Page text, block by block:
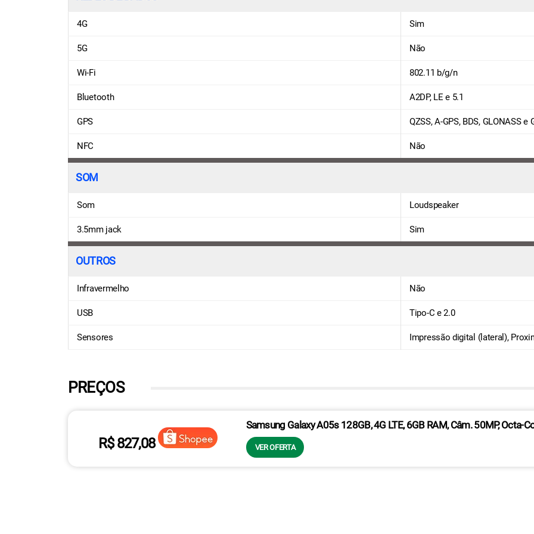
4G Sim
5G Não
Wi-Fi 802.11 b/g/n
Bluetooth A2DP, LE e 5.1
GPS QZSS, A-GPS, BDS, GLONASS e
NFC Não
SOM
Som Loudspeaker
3.5mm jack Sim
OUTROS
Infravermelho Não
USB Tipo-C e 2.0
Sensores Impressão digital (lateral),
PREÇOS
R$ 827,08
Samsung Galaxy A05s 128GB, 4G LTE, 6GB RAM, Câm. 50MP, Octa-
VER OFERTA